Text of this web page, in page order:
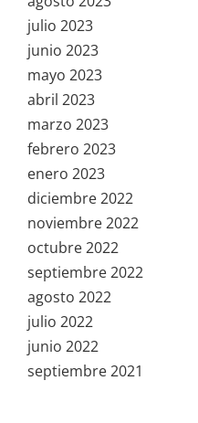
julio 2023
junio 2023
mayo 2023
abril 2023
marzo 2023
febrero 2023
enero 2023
diciembre 2022
noviembre 2022
octubre 2022
septiembre 2022
agosto 2022
julio 2022
junio 2022
septiembre 2021